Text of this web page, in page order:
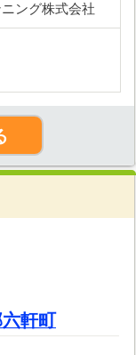
ング株式会社
軒町